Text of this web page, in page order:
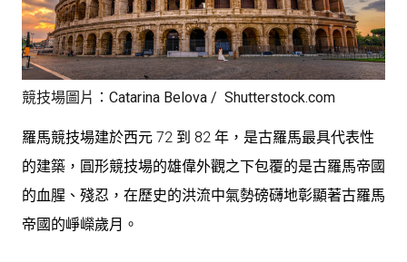
競技場圖片：Catarina Belova / Shutterstock.com
羅馬競技場建於西元 72 到 82 年，是古羅馬最具代表性
的建築，圓形競技場的雄偉外觀之下包覆的是古羅馬帝國
的血腥、殘忍，在歷史的洪流中氣勢磅礴地彰顯著古羅馬
帝國的崢嶸歲月。